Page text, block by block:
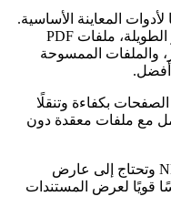
المعاينة الأساسية.
قد تتطلب الرسومات الهندسية، التقارير الطويلة، ملفات PDF
والملفات الممسوحة
بكفاءة وتنقلًا
مع ملفات معقدة دون
عندما تكون البنية التقنية مبنية على .NET وتحتاج إلى عارض
قويًا لعرض المستندات